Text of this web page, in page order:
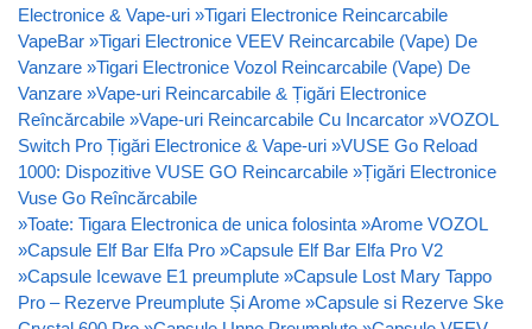
Electronice & Vape-uri »Tigari Electronice Reincarcabile
VapeBar »Tigari Electronice VEEV Reincarcabile (Vape) De
Vanzare »Tigari Electronice Vozol Reincarcabile (Vape) De
Vanzare »Vape-uri Reincarcabile & Țigări Electronice
Reîncărcabile »Vape-uri Reincarcabile Cu Incarcator »VOZOL
Switch Pro Țigări Electronice & Vape-uri »VUSE Go Reload
1000: Dispozitive VUSE GO Reincarcabile »Țigări Electronice
Vuse Go Reîncărcabile
»Toate: Tigara Electronica de unica folosinta »Arome VOZOL
»Capsule Elf Bar Elfa Pro »Capsule Elf Bar Elfa Pro V2
»Capsule Icewave E1 preumplute »Capsule Lost Mary Tappo
Pro – Rezerve Preumplute Și Arome »Capsule si Rezerve Ske